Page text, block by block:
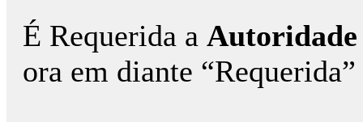
É Requerida a
ora em diante